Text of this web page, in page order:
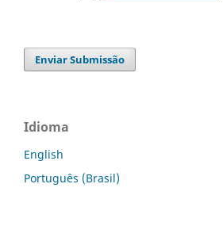
Enviar Submissão
Idioma
English
Português (Brasil)